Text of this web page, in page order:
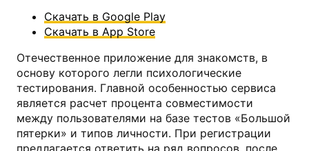
Скачать в Google Play
Скачать в App Store
Отечественное приложение для знакомств, в
основу которого легли психологические
тестирования. Главной особенностью сервиса
является расчет процента совместимости
между пользователями на базе тестов «Большой
пятерки» и типов личности. При регистрации
предлагается ответить на ряд вопросов, после